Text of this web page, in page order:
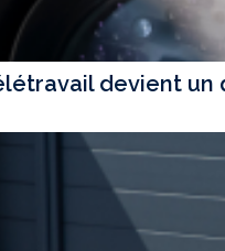
devient